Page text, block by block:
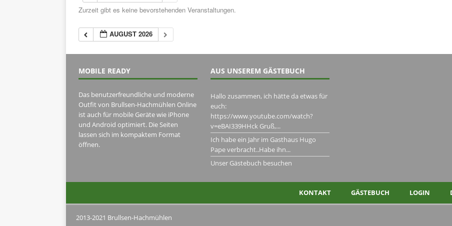
Zurzeit gibt es keine bevorstehenden Veranstaltungen.
AUGUST 2026
MOBILE READY
Das benutzerfreundliche und moderne
Outfit von Brullsen-Hachmühlen Online
ist auch für mobile Geräte wie iPhone
und Android optimiert. Die Seiten
lassen sich im kompaktem Format
öffnen.
AUS UNSEREM GÄSTEBUCH
Hallo zusammen, ich hätte da etwas für
euch:
https://www.youtube.com/watch?
v=eBAI339HHck Gruß,...
Ich habe ein Jahr im Gasthaus Hugo
Pape verbracht..Habe ihn...
Unser Gästebuch besuchen
KONTAKT GÄSTEBUCH LOGIN
2013-2021 Brullsen-Hachmühlen